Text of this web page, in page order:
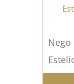
Nego
e